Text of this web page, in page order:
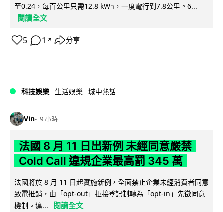
至0.24，每百公里只需12.8 kWh，一度電行到7.8公里。6...
閱讀全文
5 1 ↗ 分享
科技娛樂 生活娛樂 城中熱話
Vin 9 小時
法國 8 月 11 日出新例 未經同意嚴禁
Cold Call 違規企業最高罰 345 萬
法國將於 8 月 11 日起實施新例，全面禁止企業未經消費者同意
致電推銷，由「opt-out」拒接登記制轉為「opt-in」先徵同意
機制。違...
閱讀全文